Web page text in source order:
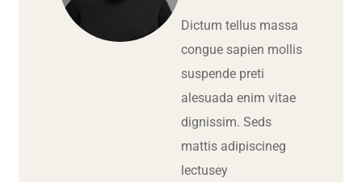
Dictum tellus massa
congue sapien mollis
suspende preti
alesuada enim vitae
dignissim. Seds
mattis adipiscineg
lectusey